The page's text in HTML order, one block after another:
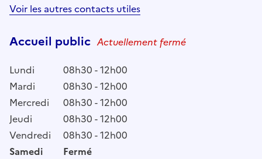
Voir les autres contacts utiles
Accueil public Actuellement fermé
Lundi
08h30 - 12h00
Mardi
08h30 - 12h00
Mercredi
08h30 - 12h00
Jeudi
08h30 - 12h00
Vendredi
08h30 - 12h00
Samedi
Fermé